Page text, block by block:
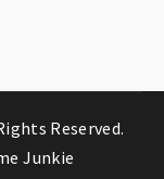
Reserved.
Junkie